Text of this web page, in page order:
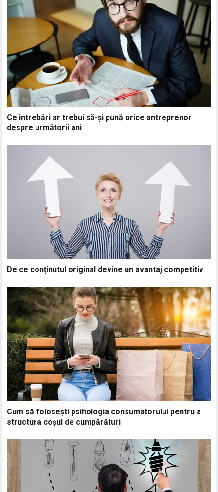
Ce întrebări ar trebui să-și pună orice antreprenor
despre următorii ani
De ce conținutul original devine un avantaj competitiv
Cum să folosești psihologia consumatorului pentru a
structura coșul de cumpărături